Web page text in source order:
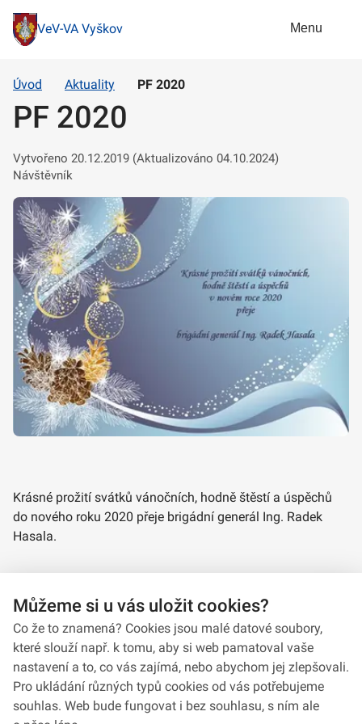
VeV-VA Vyškov Menu
Úvod Aktuality PF 2020
PF 2020
Vytvořeno 20.12.2019 (Aktualizováno 04.10.2024)
Návštěvník
Krásné prožití svátků vánočních, hodně štěstí a úspěchů
do nového roku 2020 přeje brigádní generál Ing. Radek
Hasala.
VeV-VA.mp4
Můžeme si u vás uložit cookies?
Co že to znamená? Cookies jsou malé datové soubory,
které slouží např. k tomu, aby si web pamatoval vaše
nastavení a to, co vás zajímá, nebo abychom jej zlepšovali.
Pro ukládání různých typů cookies od vás potřebujeme
souhlas. Web bude fungovat i bez souhlasu, s ním ale